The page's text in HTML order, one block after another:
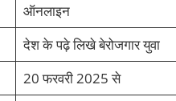
ऑनलाइन
देश के पढ़े लिखे बेरोजगार युवा
20 फरवरी 2025 से